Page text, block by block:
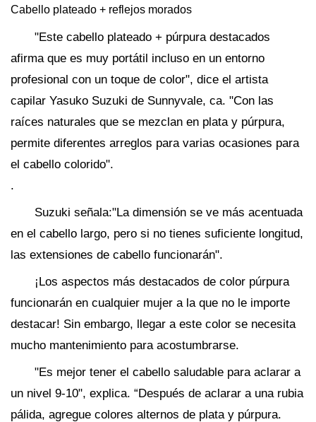
Cabello plateado + reflejos morados
"Este cabello plateado + púrpura destacados
afirma que es muy portátil incluso en un entorno
profesional con un toque de color", dice el artista
capilar Yasuko Suzuki de Sunnyvale, ca. "Con las
raíces naturales que se mezclan en plata y púrpura,
permite diferentes arreglos para varias ocasiones para
el cabello colorido".
.
Suzuki señala:"La dimensión se ve más acentuada
en el cabello largo, pero si no tienes suficiente longitud,
las extensiones de cabello funcionarán".
¡Los aspectos más destacados de color púrpura
funcionarán en cualquier mujer a la que no le importe
destacar! Sin embargo, llegar a este color se necesita
mucho mantenimiento para acostumbrarse.
"Es mejor tener el cabello saludable para aclarar a
un nivel 9-10", explica. “Después de aclarar a una rubia
pálida, agregue colores alternos de plata y púrpura.